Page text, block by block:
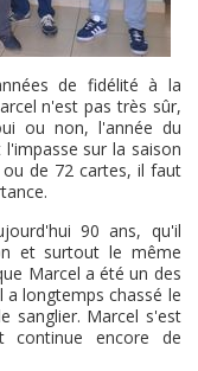
de fidélité à la
n'est pas très sûr,
ou non, l'année du
sur la saison
de 72 cartes, il faut
90 ans, qu'il
et surtout le même
Marcel a été un des
a longtemps chassé le
sanglier. Marcel s'est
continue encore de